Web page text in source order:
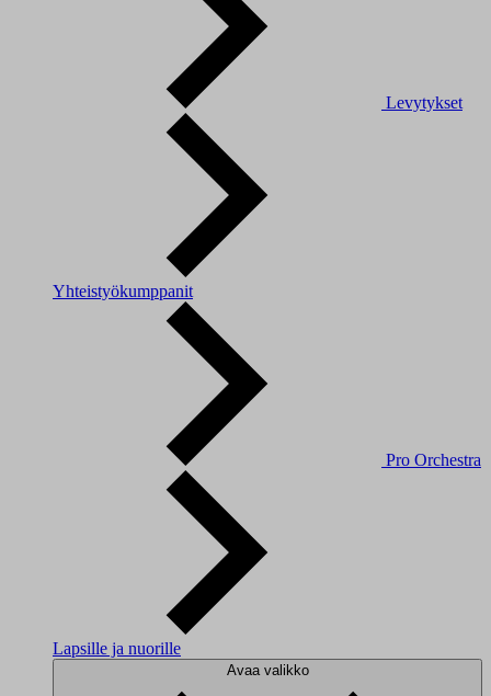
Levytykset
Yhteistyökumppanit
Pro Orchestra
Lapsille ja nuorille
Avaa valikko